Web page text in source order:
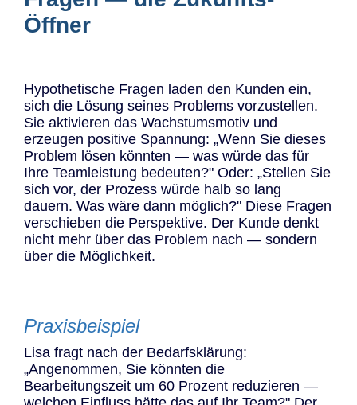
Öffner
Hypothetische Fragen laden den Kunden ein,
sich die Lösung seines Problems vorzustellen.
Sie aktivieren das Wachstumsmotiv und
erzeugen positive Spannung: „Wenn Sie dieses
Problem lösen könnten — was würde das für
Ihre Teamleistung bedeuten?" Oder: „Stellen Sie
sich vor, der Prozess würde halb so lang
dauern. Was wäre dann möglich?" Diese Fragen
verschieben die Perspektive. Der Kunde denkt
nicht mehr über das Problem nach — sondern
über die Möglichkeit.
Praxisbeispiel
Lisa fragt nach der Bedarfsklärung:
„Angenommen, Sie könnten die
Bearbeitungszeit um 60 Prozent reduzieren —